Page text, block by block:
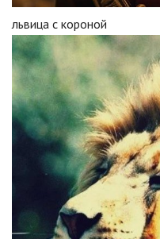
львица с короной